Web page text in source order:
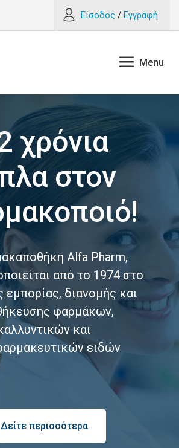
Είσοδος / Εγγραφή
χρόνια
στον
Alfa Pharm,
από το 1974 στο
διανομής και
φαρμάκων,
και
ειδών
Δείτε περισσότερα